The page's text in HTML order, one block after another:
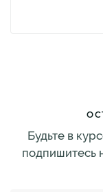
Будьте в
подпишитесь